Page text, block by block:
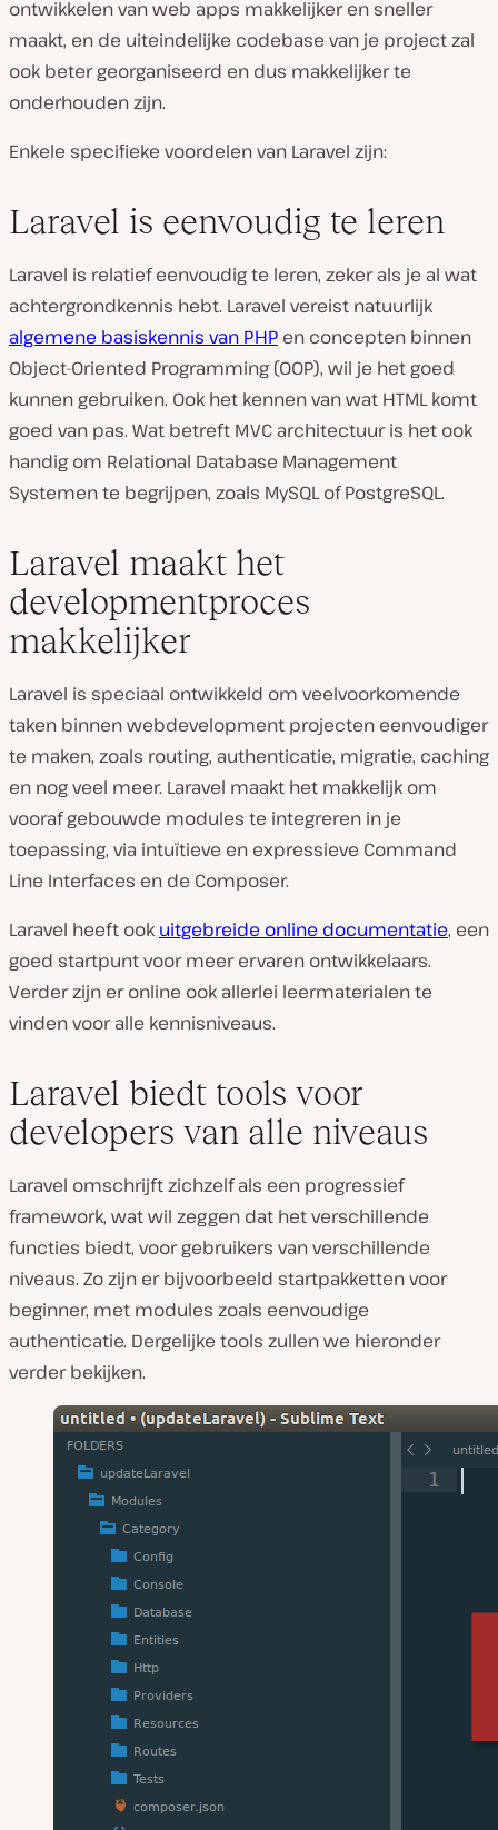
ontwikkelen van web apps makkelijker en sneller
maakt, en de uiteindelijke codebase van je project zal
ook beter georganiseerd en dus makkelijker te
onderhouden zijn.
Enkele specifieke voordelen van Laravel zijn:
Laravel is eenvoudig te leren
Laravel is relatief eenvoudig te leren, zeker als je al wat
achtergrondkennis hebt. Laravel vereist natuurlijk
algemene basiskennis van PHP en concepten binnen
Object-Oriented Programming (OOP), wil je het goed
kunnen gebruiken. Ook het kennen van wat HTML komt
goed van pas. Wat betreft MVC architectuur is het ook
handig om Relational Database Management
Systemen te begrijpen, zoals MySQL of PostgreSQL.
Laravel maakt het
developmentproces
makkelijker
Laravel is speciaal ontwikkeld om veelvoorkomende
taken binnen webdevelopment projecten eenvoudiger
te maken, zoals routing, authenticatie, migratie, caching
en nog veel meer. Laravel maakt het makkelijk om
vooraf gebouwde modules te integreren in je
toepassing, via intuïtieve en expressieve Command
Line Interfaces en de Composer.
Laravel heeft ook uitgebreide online documentatie, een
goed startpunt voor meer ervaren ontwikkelaars.
Verder zijn er online ook allerlei leermaterialen te
vinden voor alle kennisniveaus.
Laravel biedt tools voor
developers van alle niveaus
Laravel omschrijft zichzelf als een progressief
framework, wat wil zeggen dat het verschillende
functies biedt, voor gebruikers van verschillende
niveaus. Zo zijn er bijvoorbeeld startpakketten voor
beginner, met modules zoals eenvoudige
authenticatie. Dergelijke tools zullen we hieronder
verder bekijken.